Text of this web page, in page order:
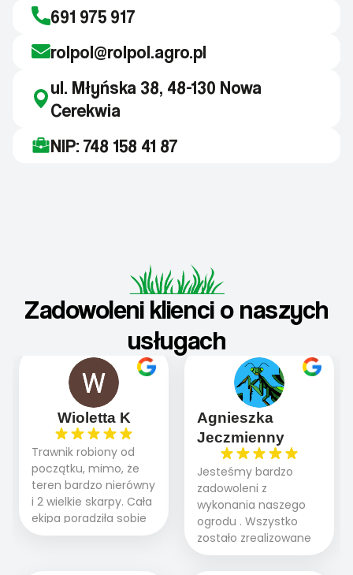
691 975 917
rolpol@rolpol.agro.pl
ul. Młyńska 38, 48-130 Nowa
Cerekwia
NIP: 748 158 41 87
Zadowoleni klienci o naszych
usługach
Wioletta K
Trawnik robiony od
początku, mimo, że
teren bardzo nierówny
i 2 wielkie skarpy. Cała
ekipa poradziła sobie
WSPANIALE od
Agnieszka
Jeczmienny
Jesteśmy bardzo
zadowoleni z
wykonania naszego
ogrodu . Wszystko
zostało zrealizowane
fachowo, rzetelnie i